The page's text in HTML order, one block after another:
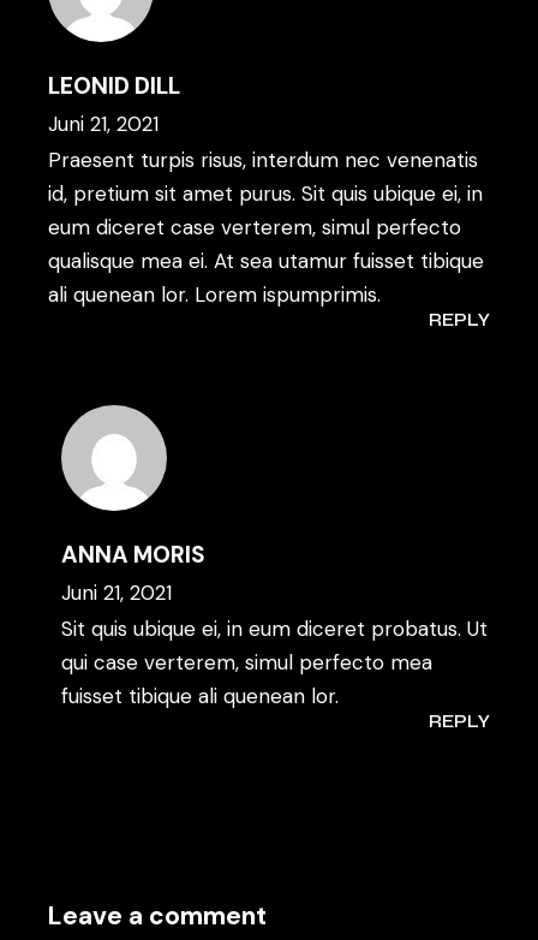
LEONID DILL
Juni 21, 2021
Praesent turpis risus, interdum nec venenatis
id, pretium sit amet purus. Sit quis ubique ei, in
eum diceret case verterem, simul perfecto
qualisque mea ei. At sea utamur fuisset tibique
ali quenean lor. Lorem ispumprimis.
REPLY
ANNA MORIS
Juni 21, 2021
Sit quis ubique ei, in eum diceret probatus. Ut
qui case verterem, simul perfecto mea
fuisset tibique ali quenean lor.
REPLY
Leave a comment